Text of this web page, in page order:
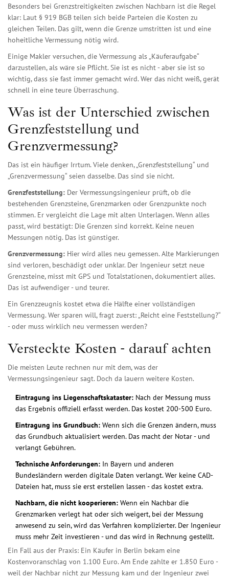
Besonders bei Grenzstreitigkeiten zwischen Nachbarn ist die Regel
klar: Laut § 919 BGB teilen sich beide Parteien die Kosten zu
gleichen Teilen. Das gilt, wenn die Grenze umstritten ist und eine
hoheitliche Vermessung nötig wird.
Einige Makler versuchen, die Vermessung als „Käuferaufgabe“
darzustellen, als wäre sie Pflicht. Sie ist es nicht - aber sie ist so
wichtig, dass sie fast immer gemacht wird. Wer das nicht weiß, gerät
schnell in eine teure Überraschung.
Was ist der Unterschied zwischen
Grenzfeststellung und
Grenzvermessung?
Das ist ein häufiger Irrtum. Viele denken, „Grenzfeststellung“ und
„Grenzvermessung“ seien dasselbe. Das sind sie nicht.
Grenzfeststellung: Der Vermessungsingenieur prüft, ob die
bestehenden Grenzsteine, Grenzmarken oder Grenzpunkte noch
stimmen. Er vergleicht die Lage mit alten Unterlagen. Wenn alles
passt, wird bestätigt: Die Grenzen sind korrekt. Keine neuen
Messungen nötig. Das ist günstiger.
Grenzvermessung: Hier wird alles neu gemessen. Alte Markierungen
sind verloren, beschädigt oder unklar. Der Ingenieur setzt neue
Grenzsteine, misst mit GPS und Totalstationen, dokumentiert alles.
Das ist aufwendiger - und teurer.
Ein Grenzzeugnis kostet etwa die Hälfte einer vollständigen
Vermessung. Wer sparen will, fragt zuerst: „Reicht eine Feststellung?“
- oder muss wirklich neu vermessen werden?
Versteckte Kosten - darauf achten
Die meisten Leute rechnen nur mit dem, was der
Vermessungsingenieur sagt. Doch da lauern weitere Kosten.
Eintragung ins Liegenschaftskataster: Nach der Messung muss
das Ergebnis offiziell erfasst werden. Das kostet 200-500 Euro.
Eintragung ins Grundbuch: Wenn sich die Grenzen ändern, muss
das Grundbuch aktualisiert werden. Das macht der Notar - und
verlangt Gebühren.
Technische Anforderungen: In Bayern und anderen
Bundesländern werden digitale Daten verlangt. Wer keine CAD-
Dateien hat, muss sie erst erstellen lassen - das kostet extra.
Nachbarn, die nicht kooperieren: Wenn ein Nachbar die
Grenzmarken verlegt hat oder sich weigert, bei der Messung
anwesend zu sein, wird das Verfahren komplizierter. Der Ingenieur
muss mehr Zeit investieren - und das wird in Rechnung gestellt.
Ein Fall aus der Praxis: Ein Käufer in Berlin bekam eine
Kostenvoranschlag von 1.100 Euro. Am Ende zahlte er 1.850 Euro -
weil der Nachbar nicht zur Messung kam und der Ingenieur zwei